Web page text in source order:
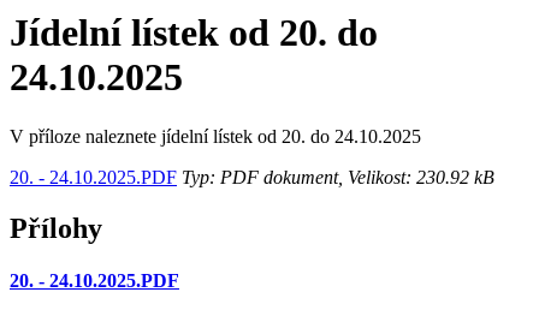
Jídelní lístek od 20. do
24.10.2025
V příloze naleznete jídelní lístek od 20. do 24.10.2025
20. - 24.10.2025.PDF Typ: PDF dokument, Velikost: 230.92 kB
Přílohy
20. - 24.10.2025.PDF